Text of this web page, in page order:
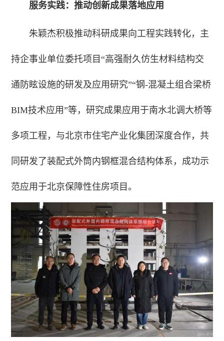
服务实践：推动创新成果落地应用
朱颖杰积极推动科研成果向工程实践转化，主
持企事业单位委托项目“高强耐久仿生材料结构交
通防眩设施的研发及应用研究”“钢-混凝土组合梁桥
BIM技术应用”等，研究成果应用于南水北调大桥等
多项工程，与北京市住宅产业化集团深度合作，共
同研发了装配式外筒内钢框混合结构体系，成功示
范应用于北京保障性住房项目。